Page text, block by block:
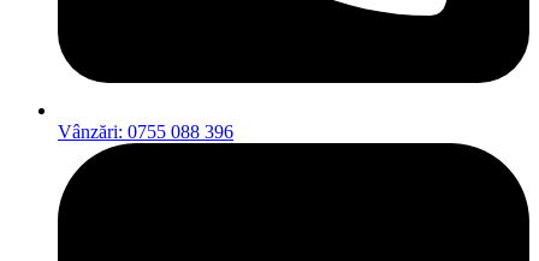
Vânzări: 0755 088 396